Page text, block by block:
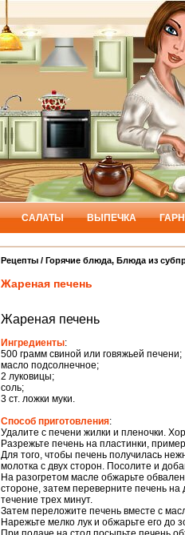
САЛАТЫ ВЫПЕЧКА
Рецепты / Горячие блюда, Блюда из
Жареная печень
Жареная печень
Ингредиенты:
500 грамм свиной или говяжьей печени;
масло подсолнечное;
2 луковицы;
соль;
3 ст. ложки муки.
Способ приготовления:
Удалите с печени жилки и пленочки.
Разрежьте печень на пластинки,
Для того, чтобы печень получилась
молотка с двух сторон. Посолите и
На разогретом масле обжарьте
стороне, затем переверните печень на
течение трех минут.
Затем переложите печень вместе с
Нарежьте мелко лук и обжарьте его до